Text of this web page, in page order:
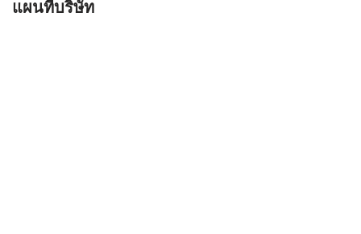
แผนที่บริษัท